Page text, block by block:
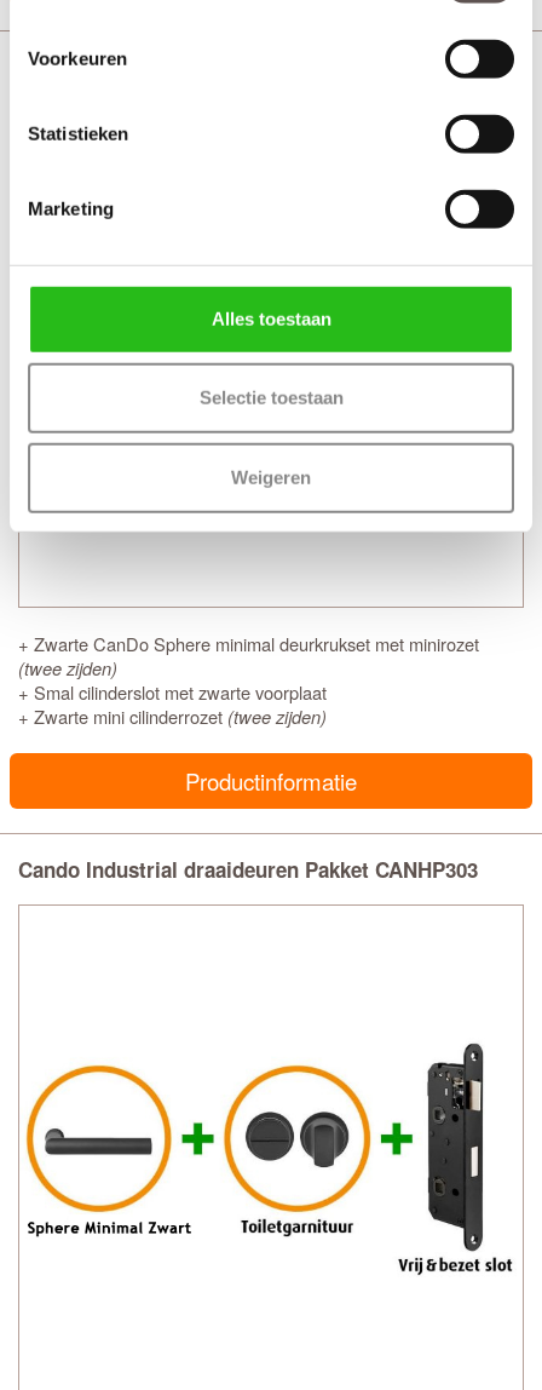
Voorkeuren
Statistieken
Marketing
Alles toestaan
Selectie toestaan
Weigeren
Cando Industrial draaideuren Pakket CANHP203
+ Zwarte CanDo Sphere minimal deurkrukset met minirozet
(twee zijden)
+ Smal cilinderslot met zwarte voorplaat
+ Zwarte mini cilinderrozet (twee zijden)
Productinformatie
Cando Industrial draaideuren Pakket CANHP303